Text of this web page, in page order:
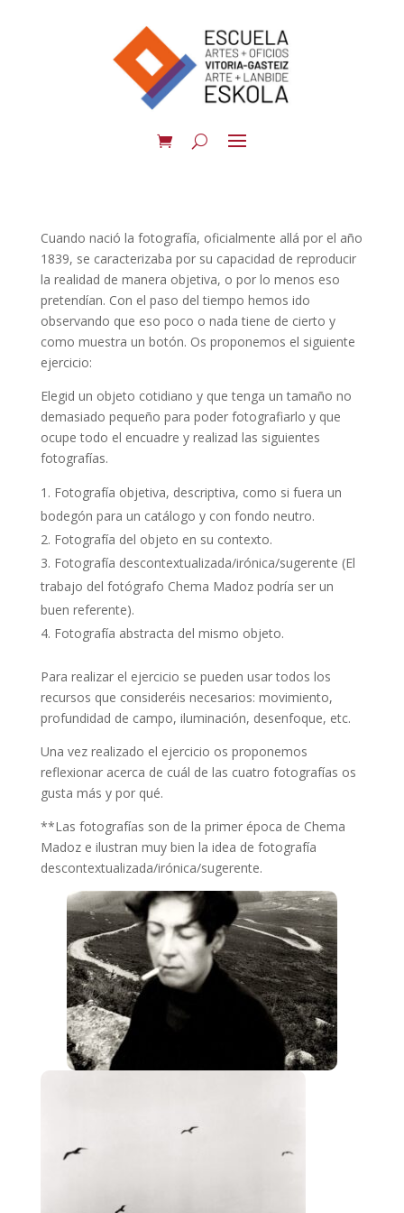
Cuando nació la fotografía, oficialmente allá por el año
1839, se caracterizaba por su capacidad de reproducir
la realidad de manera objetiva, o por lo menos eso
pretendían. Con el paso del tiempo hemos ido
observando que eso poco o nada tiene de cierto y
como muestra un botón. Os proponemos el siguiente
ejercicio:
Elegid un objeto cotidiano y que tenga un tamaño no
demasiado pequeño para poder fotografiarlo y que
ocupe todo el encuadre y realizad las siguientes
fotografías.
Fotografía objetiva, descriptiva, como si fuera un
bodegón para un catálogo y con fondo neutro.
Fotografía del objeto en su contexto.
Fotografía descontextualizada/irónica/sugerente (El
trabajo del fotógrafo Chema Madoz podría ser un
buen referente).
Fotografía abstracta del mismo objeto.
Para realizar el ejercicio se pueden usar todos los
recursos que consideréis necesarios: movimiento,
profundidad de campo, iluminación, desenfoque, etc.
Una vez realizado el ejercicio os proponemos
reflexionar acerca de cuál de las cuatro fotografías os
gusta más y por qué.
**Las fotografías son de la primer época de Chema
Madoz e ilustran muy bien la idea de fotografía
descontextualizada/irónica/sugerente.